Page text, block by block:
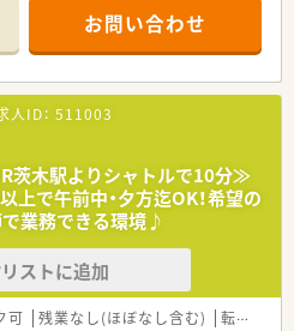
があり、集合研修だけでなく任意で受
されています
社外で活躍する従業員、将来経営幹部
として様々な活躍ができるフィールド
土日休み・19時までの勤務）どちらか
療モール・クリニック併設店舗」「敷
型店舗」など様々な店舗を運営してい
んでおり「訪問調剤特化型店舗」を
業界最多の51店舗設置しています
企業」「健康経営優良法人2023（大規模
し一人ひとりが働きやすい環境が整備
お問い合わせ
人ID： 511003
茨木駅よりシャトルで10分≫
上で午前中・夕方迄OK！希望の
業務できる環境♪
ストに追加
可 残業なし(ほぼなし含む) 転勤なし